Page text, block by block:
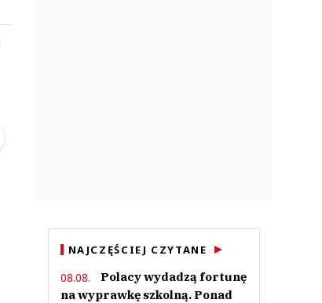
NAJCZĘŚCIEJ CZYTANE
08.08.
Polacy wydadzą fortunę
na wyprawkę szkolną. Ponad